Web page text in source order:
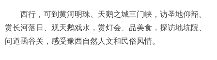
西行，可到黄河明珠、天鹅之城三门峡，访圣地仰韶、
赏长河落日、观天鹅戏水，赏灯会、品美食，探访地坑院、
问道函谷关，感受豫西自然人文和民俗风情。